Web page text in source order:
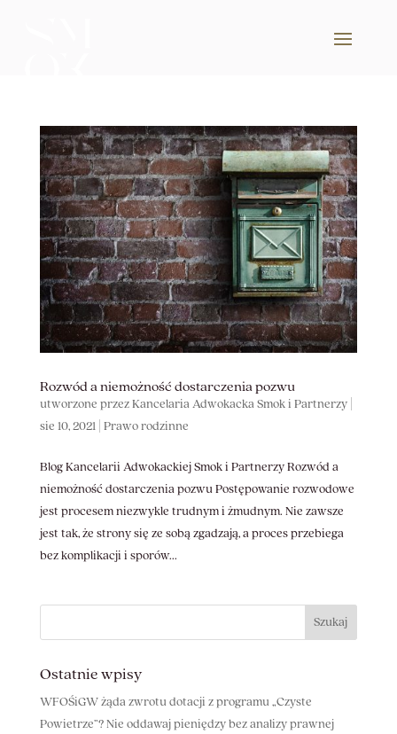
Rozwód a niemożność dostarczenia pozwu
utworzone przezKancelaria Adwokacka Smok i Partnerzy|
sie 10, 2021| Prawo rodzinne
Blog Kancelarii Adwokackiej Smok i Partnerzy Rozwód a
niemożność dostarczenia pozwu Postępowanie rozwodowe
jest procesem niezwykle trudnym i żmudnym. Nie zawsze
jest tak, że strony się ze sobą zgadzają, a proces przebiega
bez komplikacji i sporów...
Ostatnie wpisy
WFOŚiGW żąda zwrotu dotacji z programu „Czyste
Powietrze”? Nie oddawaj pieniędzy bez analizy prawnej